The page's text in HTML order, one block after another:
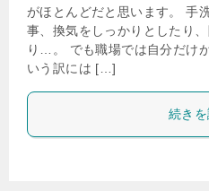
がほとんどだと思います。 手
事、換気をしっかりとしたり
り…。 でも職場では自分だけ
いう訳には […]
続き